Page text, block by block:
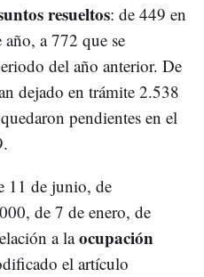
resueltos: de 449 en
a 772 que se
del año anterior. De
dejado en trámite 2.538
pendientes en el
11 de junio, de
de 7 de enero, de
a laocupación
el artículo